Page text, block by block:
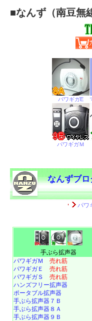
■なんず（南豆無
なんずブロ
手ぶら拡声器
パワギガＭ 売れ筋
パワギガＥ 売れ筋
パワギガＳ 売れ筋
ハンズフリー拡声器
ポータブル拡声器
手ぶら拡声器７Ｂ
手ぶら拡声器８Ａ
手ぶら拡声器９Ｂ